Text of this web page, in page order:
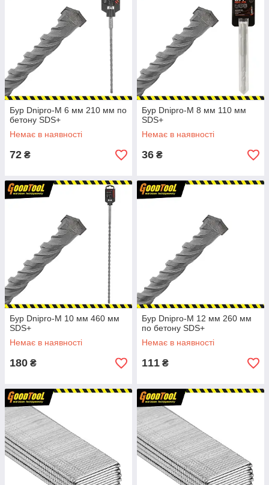
Бур Dnipro-M 6 мм 210 мм по
бетону SDS+
Немає в наявності
72 ₴
Бур Dnipro-M 8 мм 110 мм
SDS+
Немає в наявності
36 ₴
Бур Dnipro-M 10 мм 460 мм
SDS+
Немає в наявності
180 ₴
Бур Dnipro-M 12 мм 260 мм
по бетону SDS+
Немає в наявності
111 ₴